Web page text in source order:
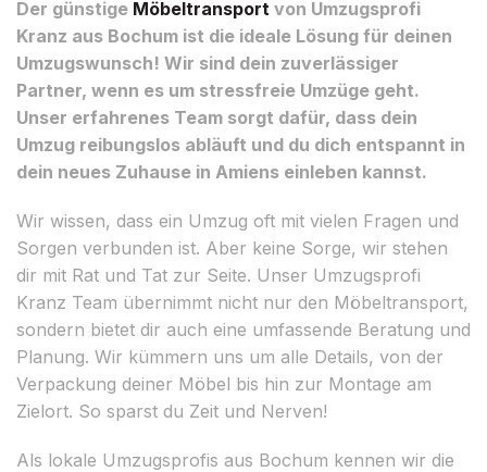
Der günstige Möbeltransport von Umzugsprofi
Kranz aus Bochum ist die ideale Lösung für deinen
Umzugswunsch! Wir sind dein zuverlässiger
Partner, wenn es um stressfreie Umzüge geht.
Unser erfahrenes Team sorgt dafür, dass dein
Umzug reibungslos abläuft und du dich entspannt in
dein neues Zuhause in Amiens einleben kannst.
Wir wissen, dass ein Umzug oft mit vielen Fragen und
Sorgen verbunden ist. Aber keine Sorge, wir stehen
dir mit Rat und Tat zur Seite. Unser Umzugsprofi
Kranz Team übernimmt nicht nur den Möbeltransport,
sondern bietet dir auch eine umfassende Beratung und
Planung. Wir kümmern uns um alle Details, von der
Verpackung deiner Möbel bis hin zur Montage am
Zielort. So sparst du Zeit und Nerven!
Als lokale Umzugsprofis aus Bochum kennen wir die